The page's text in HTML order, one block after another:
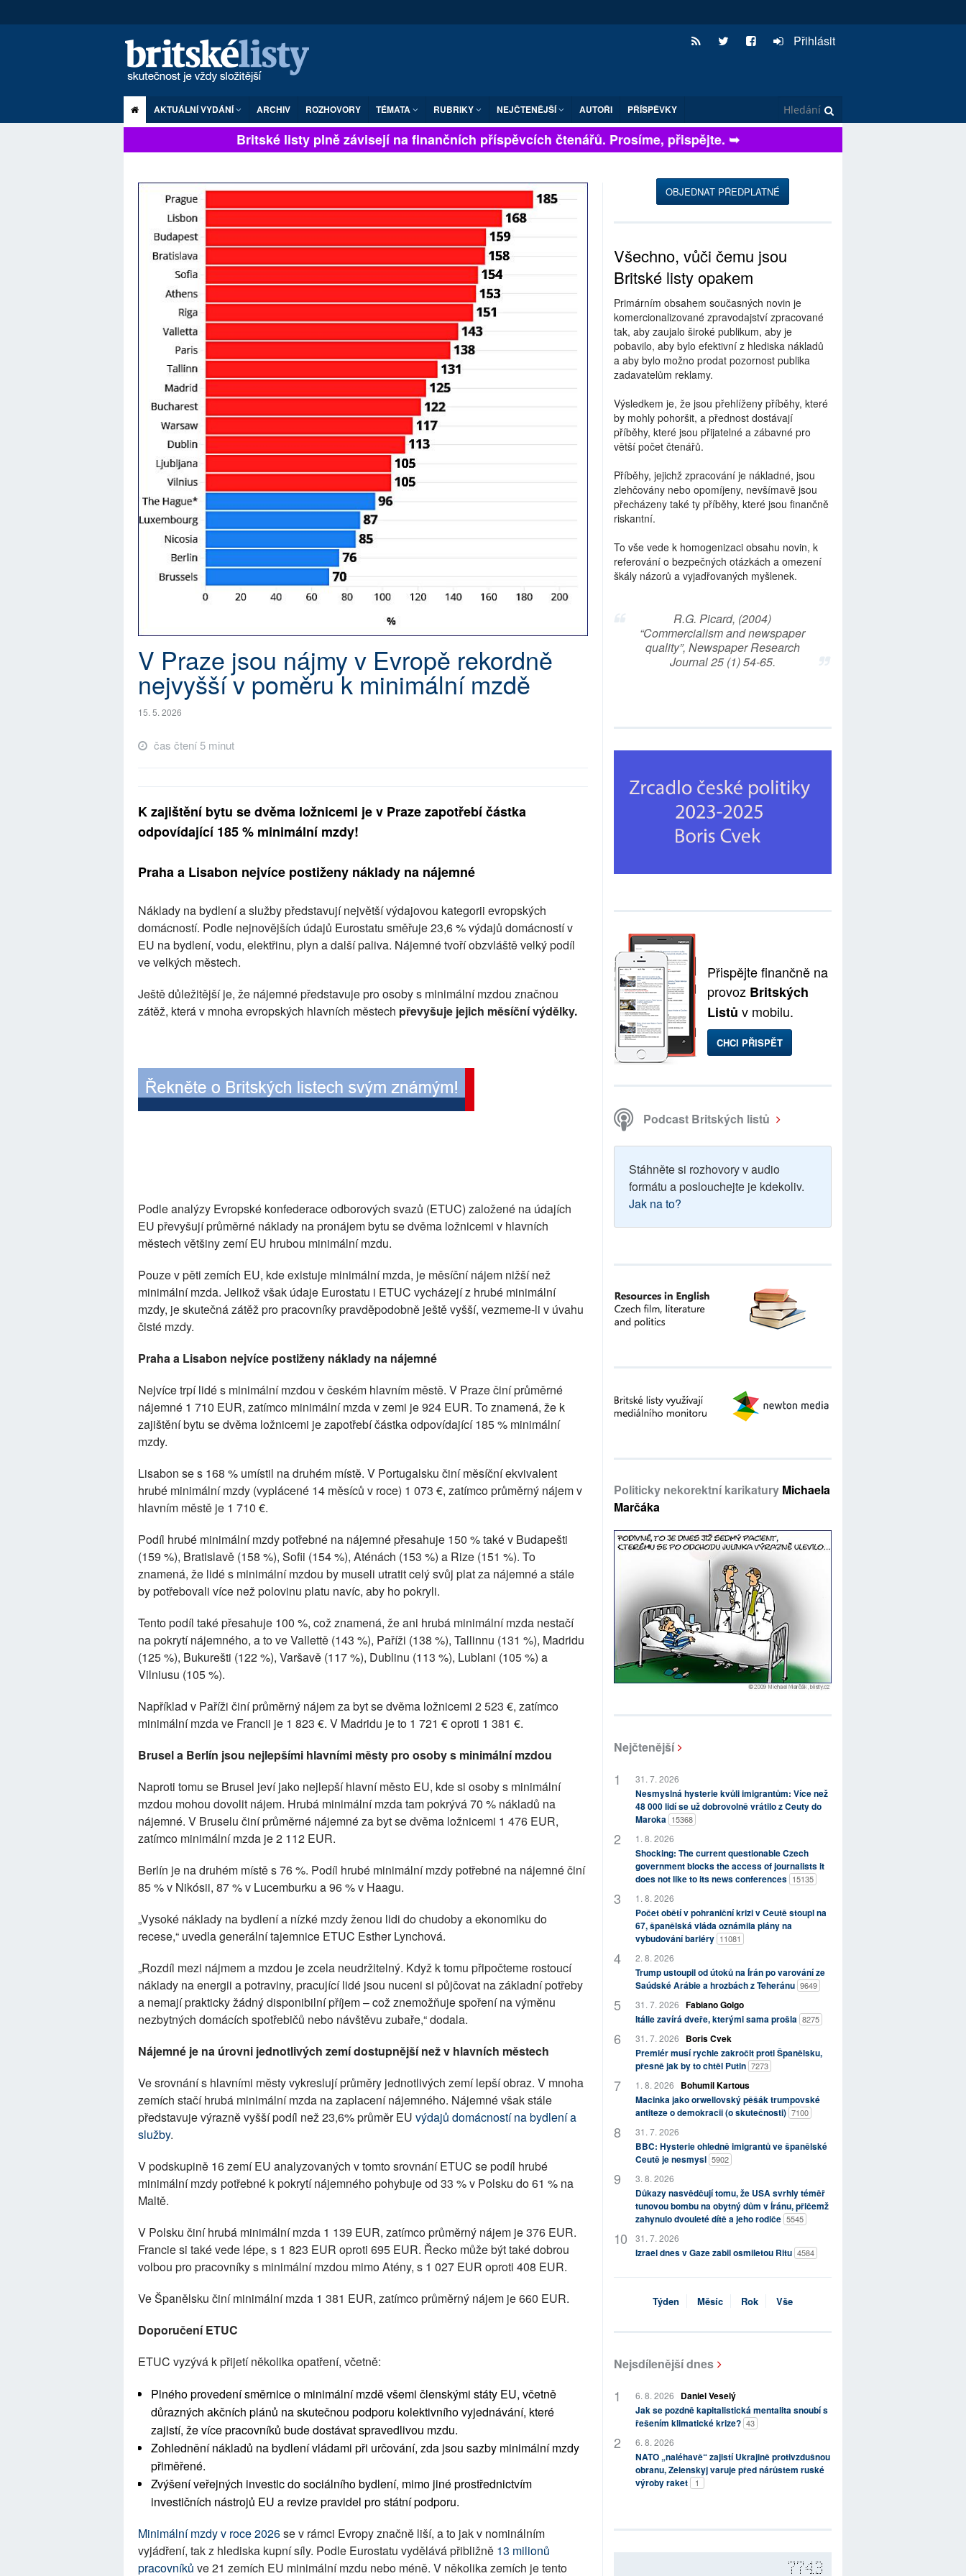
Přihlásit
AKTUÁLNÍ VYDÁNÍ ARCHIV ROZHOVORY TÉMATA RUBRIKY NEJČTENĚJŠÍ AUTOŘI PŘÍSPĚVKY
Britské listy plně závisejí na finančních příspěvcích čtenářů. Prosíme, přispějte. ➥
V Praze jsou nájmy v Evropě rekordně
nejvyšší v poměru k minimální mzdě
15. 5. 2026
čas čtení 5 minut
K zajištění bytu se dvěma ložnicemi je v Praze zapotřebí částka
odpovídající 185 % minimální mzdy!
Praha a Lisabon nejvíce postiženy náklady na nájemné
Náklady na bydlení a služby představují největší výdajovou kategorii evropských
domácností. Podle nejnovějších údajů Eurostatu směřuje 23,6 % výdajů domácností v
EU na bydlení, vodu, elektřinu, plyn a další paliva. Nájemné tvoří obzvláště velký podíl
ve velkých městech.
Ještě důležitější je, že nájemné představuje pro osoby s minimální mzdou značnou
zátěž, která v mnoha evropských hlavních městech převyšuje jejich měsíční výdělky.
Podle analýzy Evropské konfederace odborových svazů (ETUC) založené na údajích
EU převyšují průměrné náklady na pronájem bytu se dvěma ložnicemi v hlavních
městech většiny zemí EU hrubou minimální mzdu.
Pouze v pěti zemích EU, kde existuje minimální mzda, je měsíční nájem nižší než
minimální mzda. Jelikož však údaje Eurostatu i ETUC vycházejí z hrubé minimální
mzdy, je skutečná zátěž pro pracovníky pravděpodobně ještě vyšší, vezmeme-li v úvahu
čisté mzdy.
Praha a Lisabon nejvíce postiženy náklady na nájemné
Nejvíce trpí lidé s minimální mzdou v českém hlavním městě. V Praze činí průměrné
nájemné 1 710 EUR, zatímco minimální mzda v zemi je 924 EUR. To znamená, že k
zajištění bytu se dvěma ložnicemi je zapotřebí částka odpovídající 185 % minimální
mzdy.
Lisabon se s 168 % umístil na druhém místě. V Portugalsku činí měsíční ekvivalent
hrubé minimální mzdy (vyplácené 14 měsíců v roce) 1 073 €, zatímco průměrný nájem v
hlavním městě je 1 710 €.
Podíl hrubé minimální mzdy potřebné na nájemné přesahuje 150 % také v Budapešti
(159 %), Bratislavě (158 %), Sofii (154 %), Aténách (153 %) a Rize (151 %). To
znamená, že lidé s minimální mzdou by museli utratit celý svůj plat za nájemné a stále
by potřebovali více než polovinu platu navíc, aby ho pokryli.
Tento podíl také přesahuje 100 %, což znamená, že ani hrubá minimální mzda nestačí
na pokrytí nájemného, a to ve Vallettě (143 %), Paříži (138 %), Tallinnu (131 %), Madridu
(125 %), Bukurešti (122 %), Varšavě (117 %), Dublinu (113 %), Lublani (105 %) a
Vilniusu (105 %).
Například v Paříži činí průměrný nájem za byt se dvěma ložnicemi 2 523 €, zatímco
minimální mzda ve Francii je 1 823 €. V Madridu je to 1 721 € oproti 1 381 €.
Brusel a Berlín jsou nejlepšími hlavními městy pro osoby s minimální mzdou
Naproti tomu se Brusel jeví jako nejlepší hlavní město EU, kde si osoby s minimální
mzdou mohou dovolit nájem. Hrubá minimální mzda tam pokrývá 70 % nákladů na
nájemné. V Bruselu činí průměrné nájemné za byt se dvěma ložnicemi 1 476 EUR,
zatímco minimální mzda je 2 112 EUR.
Berlín je na druhém místě s 76 %. Podíl hrubé minimální mzdy potřebné na nájemné činí
85 % v Nikósii, 87 % v Lucemburku a 96 % v Haagu.
„Vysoké náklady na bydlení a nízké mzdy ženou lidi do chudoby a ekonomiku do
recese,“ uvedla generální tajemnice ETUC Esther Lynchová.
„Rozdíl mezi nájmem a mzdou je zcela neudržitelný. Když k tomu připočteme rostoucí
náklady na energii a potraviny, pracující lidé jsou nuceni si půjčovat na základní potřeby
a nemají prakticky žádný disponibilní příjem – což znemožňuje spoření na výměnu
nezbytných domácích spotřebičů nebo návštěvu zubaře,“ dodala.
Nájemné je na úrovni jednotlivých zemí dostupnější než v hlavních městech
Ve srovnání s hlavními městy vykreslují průměry jednotlivých zemí lepší obraz. V mnoha
zemích stačí hrubá minimální mzda na zaplacení nájemného. Nájemné však stále
představuje výrazně vyšší podíl než 23,6% průměr EU výdajů domácností na bydlení a
služby.
V podskupině 16 zemí EU analyzovaných v tomto srovnání ETUC se podíl hrubé
minimální mzdy potřebné k pokrytí nájemného pohybuje od 33 % v Polsku do 61 % na
Maltě.
V Polsku činí hrubá minimální mzda 1 139 EUR, zatímco průměrný nájem je 376 EUR.
Francie si také vede lépe, s 1 823 EUR oproti 695 EUR. Řecko může být také dobrou
volbou pro pracovníky s minimální mzdou mimo Atény, s 1 027 EUR oproti 408 EUR.
Ve Španělsku činí minimální mzda 1 381 EUR, zatímco průměrný nájem je 660 EUR.
Doporučení ETUC
ETUC vyzývá k přijetí několika opatření, včetně:
Plného provedení směrnice o minimální mzdě všemi členskými státy EU, včetně
důrazných akčních plánů na skutečnou podporu kolektivního vyjednávání, které
zajistí, že více pracovníků bude dostávat spravedlivou mzdu.
Zohlednění nákladů na bydlení vládami při určování, zda jsou sazby minimální mzdy
přiměřené.
Zvýšení veřejných investic do sociálního bydlení, mimo jiné prostřednictvím
investičních nástrojů EU a revize pravidel pro státní podporu.
Minimální mzdy v roce 2026se v rámci Evropy značně liší, a to jak v nominálním
vyjádření, tak z hlediska kupní síly. Podle Eurostatu vydělává přibližně 13 milionů
pracovníků ve 21 zemích EU minimální mzdu nebo méně. V několika zemích je tento
OBJEDNAT PŘEDPLATNÉ
Všechno, vůči čemu jsou
Britské listy opakem
Primárním obsahem současných novin je
komercionalizované zpravodajství zpracované
tak, aby zaujalo široké publikum, aby je
pobavilo, aby bylo efektivní z hlediska nákladů
a aby bylo možno prodat pozornost publika
zadavatelům reklamy.
Výsledkem je, že jsou přehlíženy příběhy, které
by mohly pohoršit, a přednost dostávají
příběhy, které jsou přijatelné a zábavné pro
větší počet čtenářů.
Příběhy, jejichž zpracování je nákladné, jsou
zlehčovány nebo opomíjeny, nevšímavě jsou
přecházeny také ty příběhy, které jsou finančně
riskantní.
To vše vede k homogenizaci obsahu novin, k
referování o bezpečných otázkách a omezení
škály názorů a vyjadřovaných myšlenek.
R.G. Picard, (2004)
“Commercialism and newspaper
quality”, Newspaper Research
Journal 25 (1) 54-65.
Přispějte finančně na
provoz Britských
Listů v mobilu.
CHCI PŘISPĚT
Podcast Britských listů
Stáhněte si rozhovory v audio
formátu a poslouchejte je kdekoliv.
Jak na to?
Politicky nekorektní karikatury Michaela
Marčáka
Nejčtenější
31. 7. 2026
Nesmyslná hysterie kvůli imigrantům: Více než
48 000 lidí se už dobrovolně vrátilo z Ceuty do
Maroka 15368
1. 8. 2026
Shocking: The current questionable Czech
government blocks the access of journalists it
does not like to its news conferences 15135
1. 8. 2026
Počet obětí v pohraniční krizi v Ceutě stoupl na
67, španělská vláda oznámila plány na
vybudování bariéry 11081
2. 8. 2026
Trump ustoupil od útoků na Írán po varování ze
Saúdské Arábie a hrozbách z Teheránu 9649
31. 7. 2026 Fabiano Golgo
Itálie zavírá dveře, kterými sama prošla 8275
31. 7. 2026
Boris Cvek
Premiér musí rychle zakročit proti Španělsku,
přesně jak by to chtěl Putin 7273
1. 8. 2026
Bohumil Kartous
Macinka jako orwellovský pěšák trumpovské
antiteze o demokracii (o skutečnosti) 7100
31. 7. 2026
BBC: Hysterie ohledně imigrantů ve španělské
Ceutě je nesmysl 5902
3. 8. 2026
Důkazy nasvědčují tomu, že USA svrhly téměř
tunovou bombu na obytný dům v Íránu, přičemž
zahynulo dvouleté dítě a jeho rodiče 5545
31. 7. 2026
Izrael dnes v Gaze zabil osmiletou Ritu 4584
Týden Měsíc Rok Vše
Nejsdílenější dnes
6. 8. 2026
Daniel Veselý
Jak se pozdně kapitalistická mentalita snoubí s
řešením klimatické krize? 43
6. 8. 2026
NATO „naléhavě“ zajistí Ukrajině protivzdušnou
obranu, Zelenskyj varuje před nárůstem ruské
výroby raket
1
7743